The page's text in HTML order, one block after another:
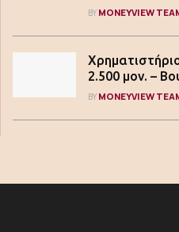
BY MONEYVIEW
2.500 μον. –
BY MONEYVIEW